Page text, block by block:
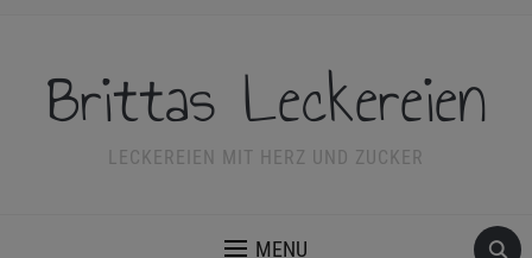
Brittas Leckereien
LECKEREIEN MIT HERZ UND ZUCKER
MENU